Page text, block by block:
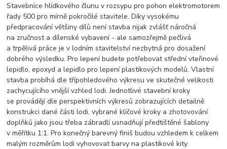
Stavebnice hlídkového člunu v rozsypu pro pohon elektromotorem
řady 500 pro mírně pokročilé stavitele. Díky vysokému
předpracování většiny dílů není stavba nijak zvlášť náročná
na zručnost a dílenské vybavení - ale samozřejmě pečlivá
a trpělivá práce je v lodním stavitelství nezbytná pro dosažení
dobrého výsledku. Pro lepení budete potřebovat střední vteřinové
lepidlo, epoxyd a lepidlo pro lepení plastikových modelů. Vlastní
stavba probíhá dle třípohledového výkresu ve skutečné velikosti
zachycujícího vnější vzhled lodi. Jednotlivé stavební kroky
se provádějí dle perspektivních výkresů zobrazujících detailně
konstrukci dané části lodi, vybrané klíčové kroky a zhotovování
doplňků jako jsou třeba zábradlí usnadňují předtištěné šablony
v měřítku 1:1. Pro konečný barevný finiš budou vzhledem k celkem
malým rozměrům lodi vyhovovat barvy na plastikové kity.